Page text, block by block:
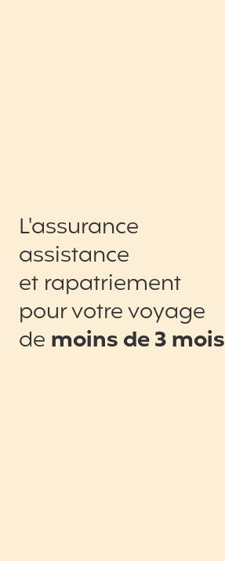
L'assurance
assistance
et rapatriement
pour votre voyage
de moins de 3 mois